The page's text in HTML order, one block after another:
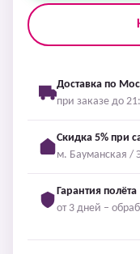
Доставка по
при заказе до
Скидка 5% при
м. Бауманская /
Гарантия полёта
от 3 дней –